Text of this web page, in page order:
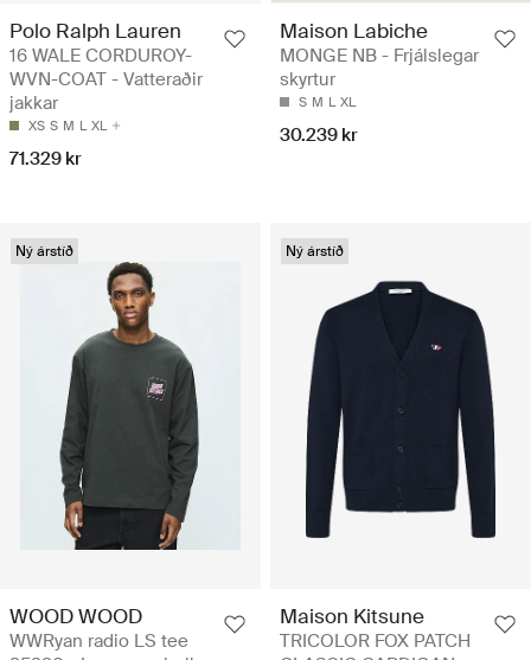
Polo Ralph Lauren
16 WALE CORDUROY-
WVN-COAT - Vatteraðir
jakkar
XS S M L XL
71.329 kr
Maison Labiche
MONGE NB - Frjálslegar
skyrtur
S M L XL
30.239 kr
Ný árstíð
WOOD WOOD
WWRyan radio LS tee
Ný árstíð
Maison Kitsune
TRICOLOR FOX PATCH